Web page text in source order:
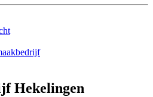
Hekelingen